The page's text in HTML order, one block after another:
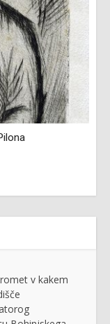
v kakem